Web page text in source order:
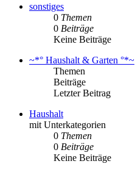
sonstiges
0 Themen
0 Beiträge
Keine Beiträge
~*° Haushalt & Garten °*~
Themen
Beiträge
Letzter Beitrag
Haushalt
mit Unterkategorien
0 Themen
0 Beiträge
Keine Beiträge